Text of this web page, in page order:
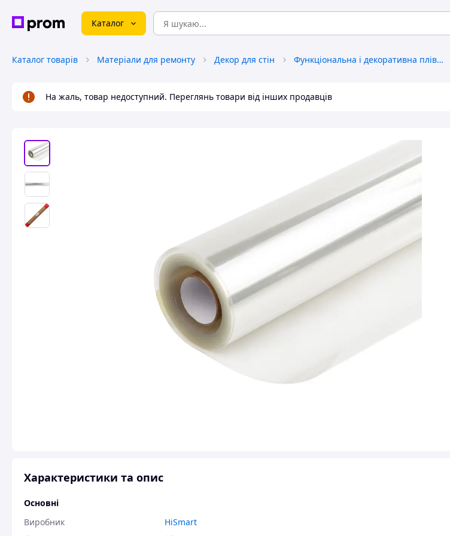
Каталог
Каталог товарів Матеріали для ремонту Декор для стін Функціональна і декоративна плівка
На жаль, товар недоступний. Переглянь товари від інших продавців
Характеристики та опис
Основні
Виробник
HiSmart